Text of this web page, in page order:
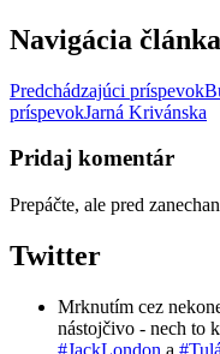
Navigácia
Predchádzajúci príspevok
príspevokJarná Krivánska
Pridaj komentár
Prepáčte, ale pred
Twitter
Mrknutím cez
nástojčivo - nech to
#JackLondon a